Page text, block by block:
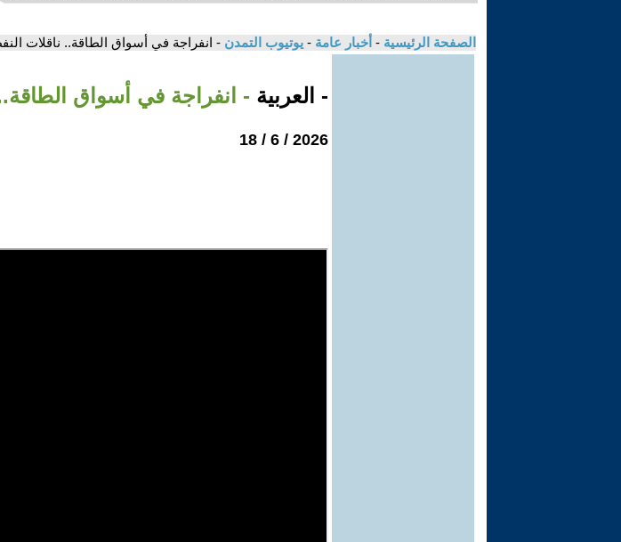
الصفحة الرئيسية - أخبار عامة - يوتيوب التمدن - انفراجة في أسواق الطاقة.. ناقلات
- العربية - انفراجة في أسواق
2026 / 6 / 18